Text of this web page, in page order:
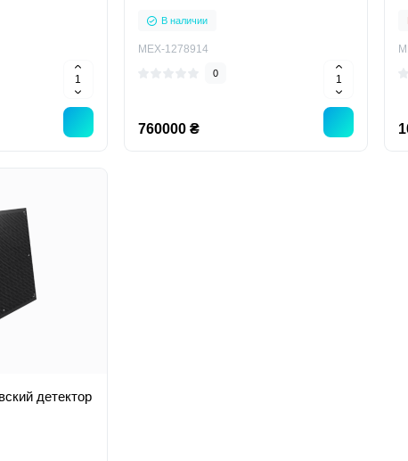
В наличии
MEX-1278914
0
760000 ₴
детектор